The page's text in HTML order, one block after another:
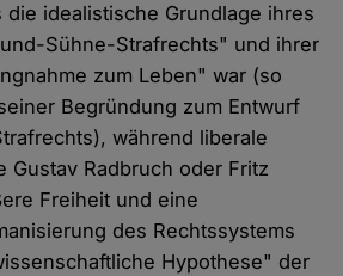
idealistische Grundlage ihres
Sühne-Strafrechts" und ihrer
zum Leben" war (so
Begründung zum Entwurf
während liberale
Gustav Radbruch oder Fritz
Freiheit und eine
des Rechtssystems
Hypothese" der